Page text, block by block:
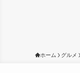
ホーム グルメ